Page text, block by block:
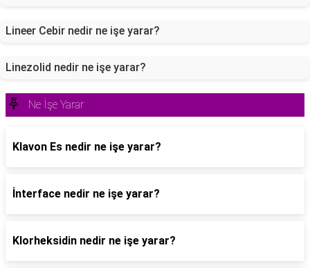
Lineer Cebir nedir ne işe yarar?
Linezolid nedir ne işe yarar?
Ne İşe Yarar
Klavon Es nedir ne işe yarar?
İnterface nedir ne işe yarar?
Klorheksidin nedir ne işe yarar?